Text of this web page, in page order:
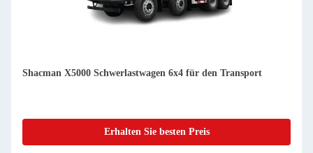
Shacman X5000 Schwerlastwagen 6x4 für den Transport
Erhalten Sie besten Preis